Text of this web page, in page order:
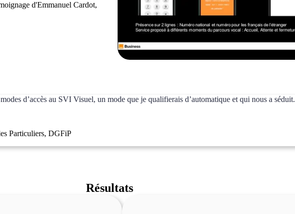
d'Emmanuel Cardot,
d’accès au SVI Visuel, un mode que je qualifierais d’automatique et qui nous a séduit.
Particuliers, DGFiP
Résultats